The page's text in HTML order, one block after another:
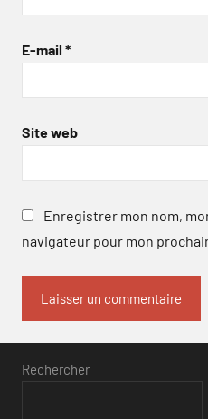
E-mail *
Site web
Enregistrer mon nom,
navigateur pour mon
Rechercher